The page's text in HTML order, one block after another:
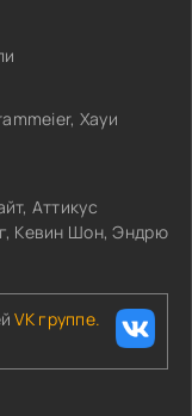
Хауи
Аттикус
Кевин Шон, Эндрю
VK группе.